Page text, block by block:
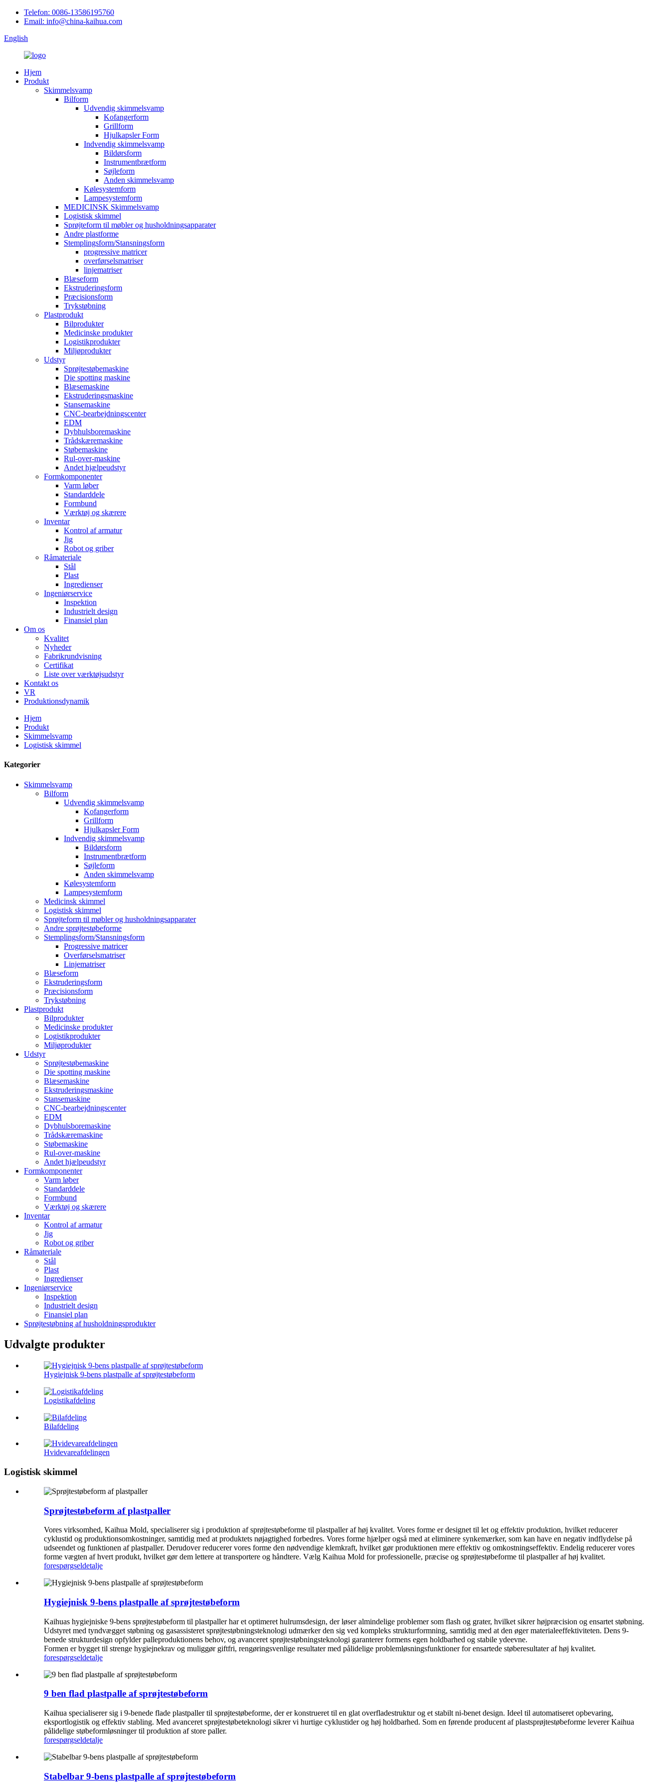
Telefon: 0086-13586195760
Email: info@china-kaihua.com
English
Hjem
Produkt
Skimmelsvamp
Bilform
Udvendig skimmelsvamp
Kofangerform
Grillform
Hjulkapsler Form
Indvendig skimmelsvamp
Bildørsform
Instrumentbrætform
Søjleform
Anden skimmelsvamp
Kølesystemform
Lampesystemform
MEDICINSK Skimmelsvamp
Logistisk skimmel
Sprøjteform til møbler og husholdningsapparater
Andre plastforme
Stemplingsform/Stansningsform
progressive matricer
overførselsmatriser
linjematriser
Blæseform
Ekstruderingsform
Præcisionsform
Trykstøbning
Plastprodukt
Bilprodukter
Medicinske produkter
Logistikprodukter
Miljøprodukter
Udstyr
Sprøjtestøbemaskine
Die spotting maskine
Blæsemaskine
Ekstruderingsmaskine
Stansemaskine
CNC-bearbejdningscenter
EDM
Dybhulsboremaskine
Trådskæremaskine
Støbemaskine
Rul-over-maskine
Andet hjælpeudstyr
Formkomponenter
Varm løber
Standarddele
Formbund
Værktøj og skærere
Inventar
Kontrol af armatur
Jig
Robot og griber
Råmateriale
Stål
Plast
Ingredienser
Ingeniørservice
Inspektion
Industrielt design
Finansiel plan
Om os
Kvalitet
Nyheder
Fabrikrundvisning
Certifikat
Liste over værktøjsudstyr
Kontakt os
VR
Produktionsdynamik
Hjem
Produkt
Skimmelsvamp
Logistisk skimmel
Kategorier
Skimmelsvamp
Bilform
Udvendig skimmelsvamp
Kofangerform
Grillform
Hjulkapsler Form
Indvendig skimmelsvamp
Bildørsform
Instrumentbrætform
Søjleform
Anden skimmelsvamp
Kølesystemform
Lampesystemform
Medicinsk skimmel
Logistisk skimmel
Sprøjteform til møbler og husholdningsapparater
Andre sprøjtestøbeforme
Stemplingsform/Stansningsform
Progressive matricer
Overførselsmatriser
Linjematriser
Blæseform
Ekstruderingsform
Præcisionsform
Trykstøbning
Plastprodukt
Bilprodukter
Medicinske produkter
Logistikprodukter
Miljøprodukter
Udstyr
Sprøjtestøbemaskine
Die spotting maskine
Blæsemaskine
Ekstruderingsmaskine
Stansemaskine
CNC-bearbejdningscenter
EDM
Dybhulsboremaskine
Trådskæremaskine
Støbemaskine
Rul-over-maskine
Andet hjælpeudstyr
Formkomponenter
Varm løber
Standarddele
Formbund
Værktøj og skærere
Inventar
Kontrol af armatur
Jig
Robot og griber
Råmateriale
Stål
Plast
Ingredienser
Ingeniørservice
Inspektion
Industrielt design
Finansiel plan
Sprøjtestøbning af husholdningsprodukter
Udvalgte produkter
Hygiejnisk 9-bens plastpalle af sprøjtestøbeform
Logistikafdeling
Bilafdeling
Hvidevareafdelingen
Logistisk skimmel
Sprøjtestøbeform af plastpaller
Vores virksomhed, Kaihua Mold, specialiserer sig i produktion af sprøjtestøbeforme til plastpaller af høj kvalitet. Vores forme er designet til let og effektiv produktion, hvilket reducerer
cyklustid og produktionsomkostninger, samtidig med at produktets nøjagtighed forbedres. Vores forme hjælper også med at eliminere synkemærker, som kan have en negativ indflydelse på
udseendet og funktionen af ​​plastpaller. Derudover reducerer vores forme den nødvendige klemkraft, hvilket gør produktionen mere effektiv og omkostningseffektiv. Endelig reducerer vores
forme vægten af ​​hvert produkt, hvilket gør dem lettere at transportere og håndtere. Vælg Kaihua Mold for professionelle, præcise og sprøjtestøbeforme til plastpaller af høj kvalitet.
forespørgseldetalje
Hygiejnisk 9-bens plastpalle af sprøjtestøbeform
Kaihuas hygiejniske 9-bens sprøjtestøbeform til plastpaller har et optimeret hulrumsdesign, der løser almindelige problemer som flash og grater, hvilket sikrer højpræcision og ensartet støbning.
Udstyret med tyndvægget støbning og gasassisteret sprøjtestøbningsteknologi udmærker den sig ved kompleks strukturformning, samtidig med at den øger materialeeffektiviteten. Dens 9-
benede strukturdesign opfylder palleproduktionens behov, og avanceret sprøjtestøbningsteknologi garanterer formens egen holdbarhed og stabile ydeevne.
Formen er bygget til strenge hygiejnekrav og muliggør giftfri, rengøringsvenlige resultater med pålidelige problemløsningsfunktioner for ensartede støberesultater af høj kvalitet.
forespørgseldetalje
9 ben flad plastpalle af sprøjtestøbeform
Kaihua specialiserer sig i 9-benede flade plastpaller til sprøjtestøbeforme, der er konstrueret til en glat overfladestruktur og et stabilt ni-benet design. Ideel til automatiseret opbevaring,
eksportlogistik og effektiv stabling. Med avanceret sprøjtestøbeteknologi sikrer vi hurtige cyklustider og høj holdbarhed. Som en førende producent af plastsprøjtestøbeforme leverer Kaihua
pålidelige støbeformløsninger til produktion af store paller.
forespørgseldetalje
Stabelbar 9-bens plastpalle af sprøjtestøbeform